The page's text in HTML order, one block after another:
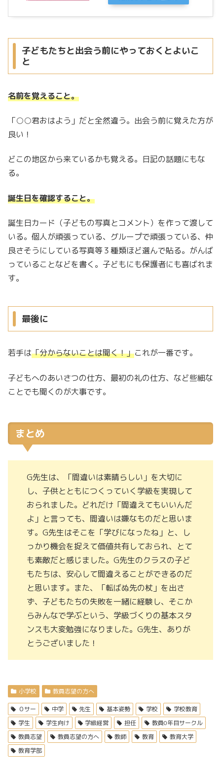
子どもたちと出会う前にやっておくとよいこ
と
名前を覚えること。
「○○君おはよう」だと全然違う。出会う前に覚えた方が
良い！
どこの地区から来ているかも覚える。日記の話題にもな
る。
誕生日を確認すること。
誕生日カード（子どもの写真とコメント）を作って渡して
いる。個人が頑張っている、グループで頑張っている、仲
良さそうにしている写真等３種類ほど選んで貼る。がんば
っていることなどを書く。子どもにも保護者にも喜ばれま
す。
最後に
若手は「分からないことは聞く！」これが一番です。
子どもへのあいさつの仕方、最初の礼の仕方、など些細な
ことでも聞くのが大事です。
まとめ
G先生は、「間違いは素晴らしい」を大切に
し、子供とともにつくっていく学級を実現して
おられました。どれだけ「間違えてもいいんだ
よ」と言っても、間違いは嫌なものだと思いま
す。G先生はそこを「学びになったね」と、し
っかり機会を捉えて価値共有しておられ、とて
も素敵だと感じました。G先生のクラスの子ど
もたちは、安心して間違えることができるのだ
と思います。また、「転ばぬ先の杖」を出さ
ず、子どもたちの失敗を一緒に経験し、そこか
らみんなで学ぶという、学級づくりの基本スタ
ンスも大変勉強になりました。G先生、ありが
とうございました！
小学校 教員志望の方へ
０サー 中学 先生 基本姿勢 学校
学校教育
学生
学生向け 学級経営 担任
教員0年目サークル
教員志望
教員志望の方へ 教師 教育
教育大学
教育学部